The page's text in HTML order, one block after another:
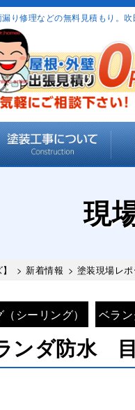
り修理などの無料見積もり。
現
> 新着情報 > 塗装現場レポ
シーリング） ベラ
ンダ防水